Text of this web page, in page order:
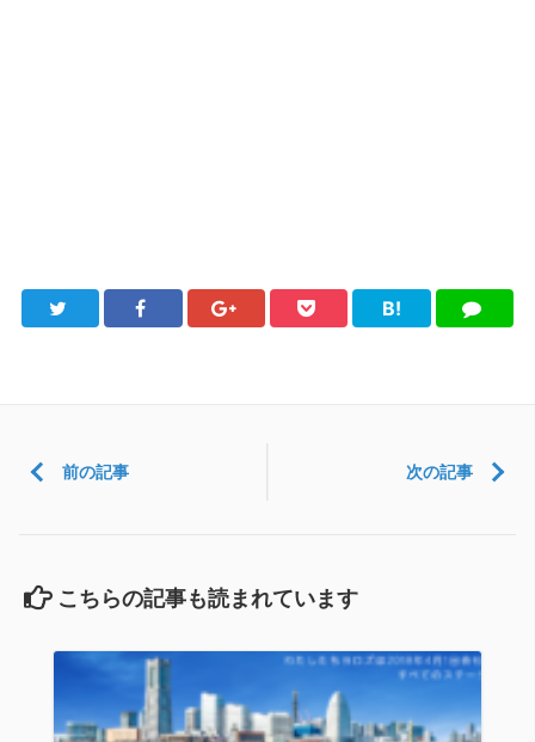
Twitter FacebookGoogle+Pocket
B!
は
LINE
前の記事 次の記事
こちらの記事も読まれています